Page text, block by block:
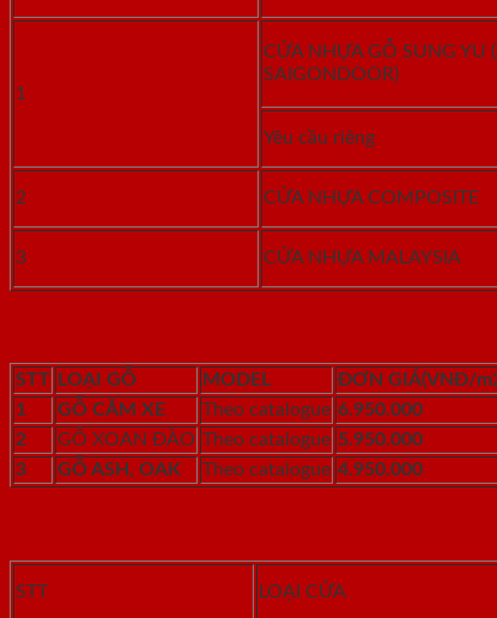
1
CỬA NHỰA GỖ SUNG YU
SAIGONDOOR)
Yêu cầu riêng
2 CỬA NHỰA COMPOSITE
3 CỬA NHỰA MALAYSIA
STT LOẠI GỖ MODEL ĐƠN GIÁ(VNĐ/m
1
GỖ CĂM XE Theo catalogue 6.950.000
2 GỖ XOAN ĐÀO Theo catalogue 5.950.000
3
GỖ ASH, OAK Theo catalogue 4.950.000
STT LOẠI CỬA